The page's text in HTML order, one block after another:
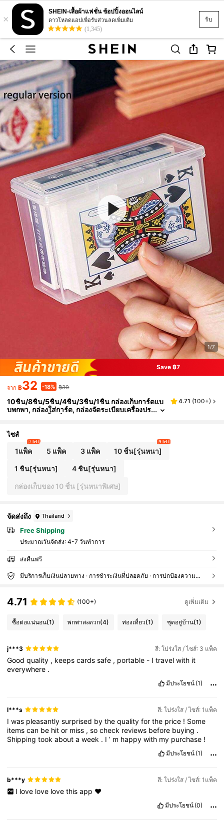
รับ
×
SHEIN-เสื้อผ้าแฟชั่น ช้อปปิ้งออนไลน์
ดาวโหลดแอปเพื่อรับส่วนลดเพิ่มเติม
(1,345)
1/7
Save ฿7
จาก ฿32 -18% ฿39
10ชิ้น/8ชิ้น/5ชิ้น/4ชิ้น/3ชิ้น/1ชิ้น กล่องเก็บการ์ดแบ
บพกพา, กล่องใส่การ์ด, กล่องจัดระเบียบเครื่องปร
4.71 (100+)
ไซส์
1แพ็ค
7 left
5 แพ็ค 3 แพ็ค 10 ชิ้น[รุ่นหนา]
9 left
1 ชิ้น[รุ่นหนา] 4 ชิ้น[รุ่นหนา]
กล่องเก็บของ 10 ชิ้น [รุ่นหนาพิเศษ]
จัดส่งถึง Thailand
Free Shipping
ประมาณวันจัดส่ง: 4-7 วันทำการ
ส่งคืนฟรี
มีบริการเก็บเงินปลายทาง · การชำระเงินที่ปลอดภัย · การปกป้องความเป็นส่วนตัว
4.71 (100+) ดูเพิ่มเติม
ซื้อต่อแน่นอน(1) พกพาสะดวก(4) ท่องเที่ยว(1) ชุดอยู่บ้าน(1)
j***3 สี: โปร่งใส / ไซส์: 3 แพ็ค
Goodquality , keepscardssafe , portable - Itravelwith it
everywhere .
มีประโยชน์ (1)
l***s สี: โปร่งใส / ไซส์: 1แพ็ค
Iwas pleasantlysurprised bythequalityforthe price ! Some
itemscan be hitor miss ,socheck reviews before buying .
Shippingtookaboutaweek . I’ m happywith my purchase !
มีประโยชน์ (1)
b***y สี: โปร่งใส / ไซส์: 1แพ็ค
I love love love this app ❤️
มีประโยชน์ (0)